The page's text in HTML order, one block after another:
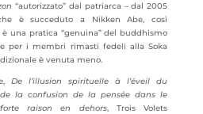
“autorizzato” dal patriarca – dal 2005
è succeduto a Nikken Abe, così
una pratica “genuina” del buddhismo
per i membri rimasti fedeli alla Soka
è venuta meno.
De l’illusion spirituelle à l’éveil du
la confusion de la pensée dans le
raison en dehors, Trois Volets